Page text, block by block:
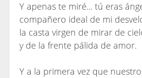
Y apenas te miré... tú eras
compañero ideal de mi
la casta virgen de mirar de
y de la frente pálida de amor.
Y a la primera vez que